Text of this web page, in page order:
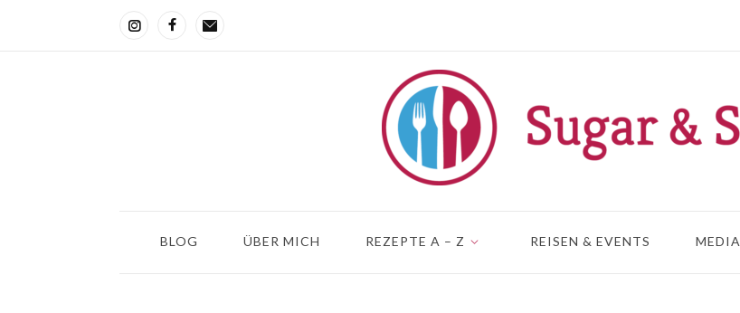
BLOG ÜBER MICH REZEPTE A – Z REISEN & EVENTS MEDIA